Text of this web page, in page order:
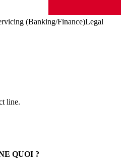
(Banking/Finance)Legal
line.
QUOI ?